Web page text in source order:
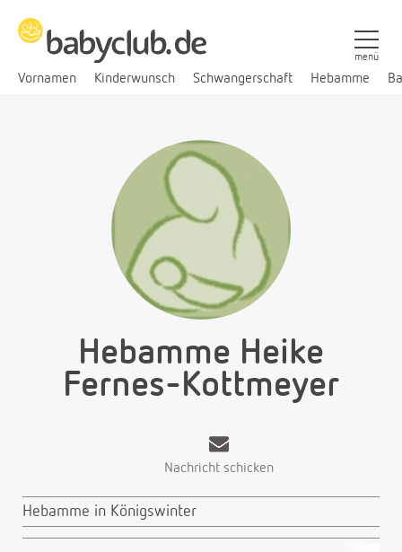
Vornamen Kinderwunsch Schwangerschaft Hebamme
menü
Hebamme Heike
Fernes-Kottmeyer
Nachricht schicken
Hebamme in Königswinter